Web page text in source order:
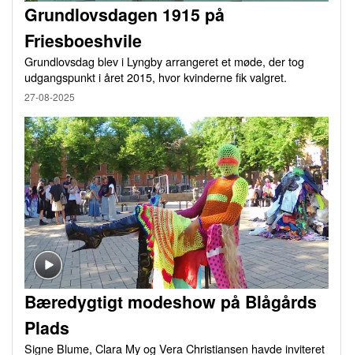
Grundlovsdagen 1915 på
Friesboeshvile
Grundlovsdag blev i Lyngby arrangeret et møde, der tog
udgangspunkt i året 2015, hvor kvinderne fik valgret.
27-08-2025
Bæredygtigt modeshow på Blågårds
Plads
Signe Blume, Clara My og Vera Christiansen havde inviteret